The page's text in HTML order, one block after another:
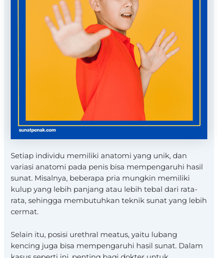
Setiap individu memiliki anatomi yang unik, dan
variasi anatomi pada penis bisa mempengaruhi hasil
sunat. Misalnya, beberapa pria mungkin memiliki
kulup yang lebih panjang atau lebih tebal dari rata-
rata, sehingga membutuhkan teknik sunat yang lebih
cermat.
Selain itu, posisi urethral meatus, yaitu lubang
kencing juga bisa mempengaruhi hasil sunat. Dalam